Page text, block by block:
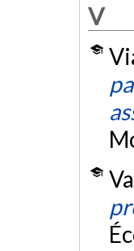
V